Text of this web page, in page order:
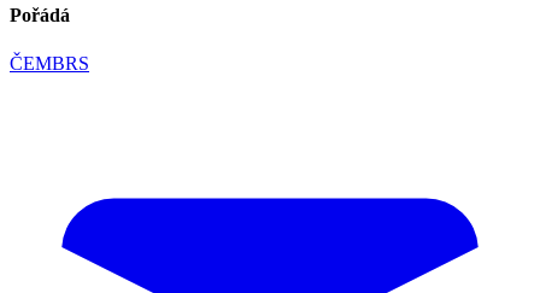
Pořádá
ČEMBRS